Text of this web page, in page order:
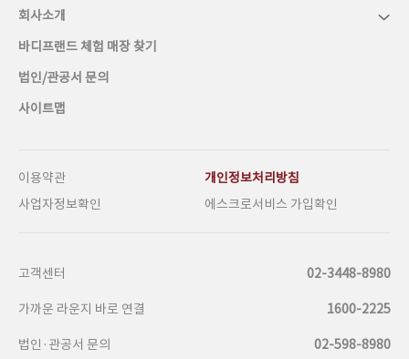
회사소개
바디프랜드 체험 매장 찾기
법인/관공서 문의
사이트맵
이용약관
개인정보처리방침
사업자정보확인
에스크로서비스 가입확인
고객센터 02-3448-8980
가까운 라운지 바로 연결 1600-2225
법인·관공서 문의 02-598-8980